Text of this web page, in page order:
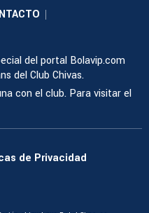
|
del portal Bolavip.com
del Club Chivas.
con el club. Para visitar el
de Privacidad